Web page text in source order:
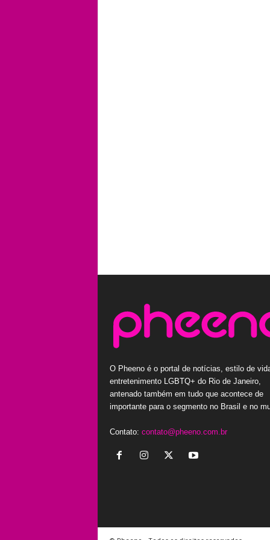
O Pheeno é o portal de notícias, estilo de
entretenimento LGBTQ+ do Rio de Janeiro,
antenado também em tudo que acontece de
importante para o segmento no Brasil e no
Contato: contato@pheeno.com.br